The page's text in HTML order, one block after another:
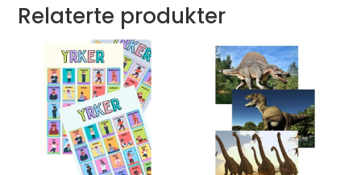
Relaterte produkter